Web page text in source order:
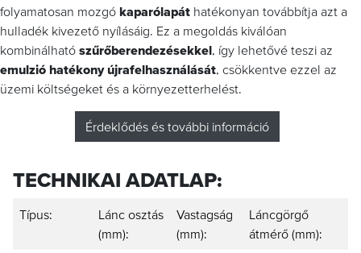
folyamatosan mozgó kaparólapát hatékonyan továbbítja azt a
hulladék kivezető nyílásáig. Ez a megoldás kiválóan
kombinálható szűrőberendezésekkel , így lehetővé teszi az
emulzió hatékony újrafelhasználását , csökkentve ezzel az
üzemi költségeket és a környezetterhelést.
Érdeklődés és további információ
TECHNIKAI ADATLAP:
Típus:
Lánc osztás
(mm):
Vastagság
(mm):
Láncgörgő
átmérő (mm):